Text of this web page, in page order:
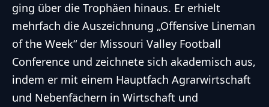
ging über die Trophäen hinaus. Er erhielt
mehrfach die Auszeichnung „Offensive Lineman
of the Week“ der Missouri Valley Football
Conference und zeichnete sich akademisch aus,
indem er mit einem Hauptfach Agrarwirtschaft
und Nebenfächern in Wirtschaft und